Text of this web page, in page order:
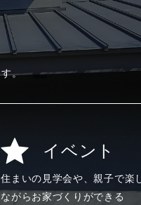
。
イベント
住まいの見学会や、親子で楽
ながらお家づくりができる